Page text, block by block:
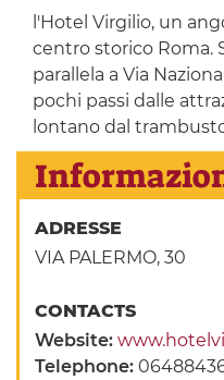
l'Hotel Virgilio, un
centro storico Roma.
parallela a Via
pochi passi dalle
lontano dal
ADRESSE
VIA PALERMO, 30
CONTACTS
Website:
Telephone: